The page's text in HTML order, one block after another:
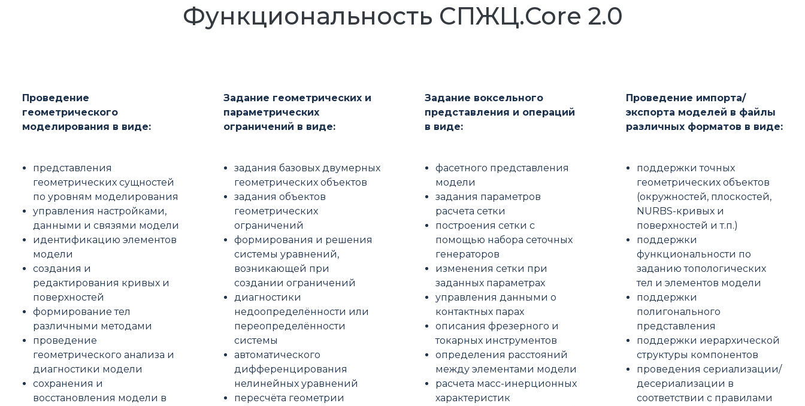
Функциональность СПЖЦ.Core 2.0
Проведение
геометрического
моделирования в виде:
представления
геометрических сущностей
по уровням моделирования
управления настройками,
данными и связями модели
идентификацию элементов
модели
создания и
редактирования кривых и
поверхностей
формирование тел
различными методами
проведение
геометрического анализа и
диагностики модели
сохранения и
восстановления модели в
Задание геометрических и
параметрических
ограничений в виде:
задания базовых двумерных
геометрических объектов
задания объектов
геометрических
ограничений
формирования и решения
системы уравнений,
возникающей при
создании ограничений
диагностики
недоопределённости или
переопределённости
системы
автоматического
дифференцирования
нелинейных уравнений
пересчёта геометрии
Задание воксельного
представления и операций
в виде:
фасетного представления
модели
задания параметров
расчета сетки
построения сетки с
помощью набора сеточных
генераторов
изменения сетки при
заданных параметрах
управления данными о
контактных парах
описания фрезерного и
токарных инструментов
определения расстояний
между элементами модели
расчета масс-инерционных
характеристик
Проведение импорта/
экспорта моделей в файлы
различных форматов в виде:
поддержки точных
геометрических объектов
(окружностей, плоскостей,
NURBS-кривых и
поверхностей и т.п.)
поддержки
функциональности по
заданию топологических
тел и элементов модели
поддержки
полигонального
представления
поддержки иерархической
структуры компонентов
проведения сериализации/
десериализации в
соответствии с правилами